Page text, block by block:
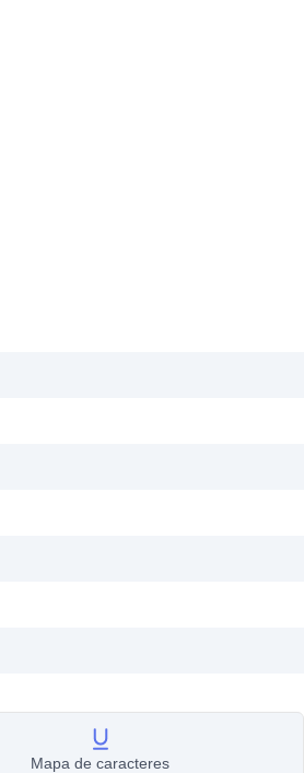
Mapa de caracteres